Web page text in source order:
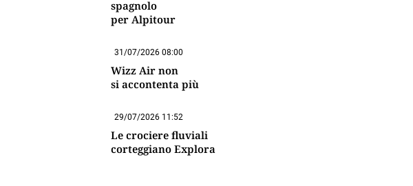
spagnolo
per Alpitour
31/07/2026 08:00
Wizz Air non
si accontenta più
29/07/2026 11:52
Le crociere fluviali
corteggiano Explora